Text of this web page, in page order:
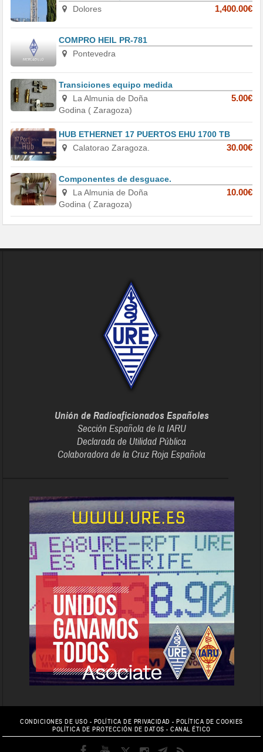
Dolores
1,400.00€
COMPRO HEIL PR-781
Pontevedra
Transiciones equipo medida
La Almunia de Doña
Godina ( Zaragoza)
5.00€
HUB ETHERNET 17 PUERTOS EHU 1700 TB
Calatorao Zaragoza.
30.00€
Componentes de desguace.
La Almunia de Doña
Godina ( Zaragoza)
10.00€
Unión de Radioaficionados Españoles
Sección Española de la IARU
Declarada de Utilidad Pública
Colaboradora de la Cruz Roja Española
CONDICIONES DE USO - POLÍTICA DE PRIVACIDAD - POLÍTICA DE COOKIES
POLÍTICA DE PROTECCIÓN DE DATOS -CANAL ÉTICO